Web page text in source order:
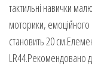
тактильні навички
моторики, емоційного
становить 20
LR44.Рекомендовано